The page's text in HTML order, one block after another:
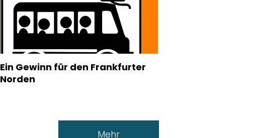
Ein Gewinn für den Frankfurter
Norden
Mehr